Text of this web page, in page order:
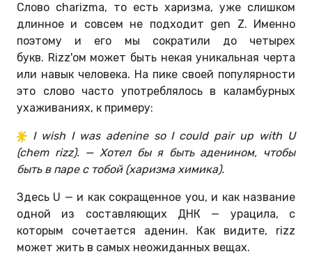
Слово сharizma, то есть харизма, уже слишком
длинное и совсем не подходит gen Z. Именно
поэтому и его мы сократили до четырех
букв. Rizz'ом может быть некая уникальная черта
или навык человека. На пике своей популярности
это слово часто употреблялось в каламбурных
ухаживаниях, к примеру:
I wish I was adenine so I could pair up with U
(chem rizz). — Хотел бы я быть аденином, чтобы
быть в паре с тобой (харизма химика).
Здесь U — и как сокращенное you, и как название
одной из составляющих ДНК — урацила, с
которым сочетается аденин. Как видите, rizz
может жить в самых неожиданных вещах.